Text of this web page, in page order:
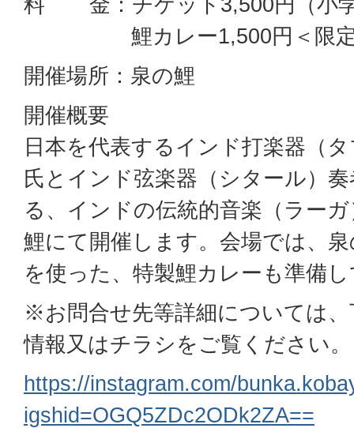
鯉カレー1,500円＜限定30
開催場所：泉の鯉
開催概要
日本を代表するインド打楽器（
氏とインド弦楽器（シタール）
る、インドの伝統的音楽（ラー
鯉にて開催します。会場では、
を使った、特製鯉カレーも準備
※お問合せ先等詳細については
情報又はチラシをご覧ください。
https://instagram.com/
igshid=OGQ5ZDc2ODk2ZA==